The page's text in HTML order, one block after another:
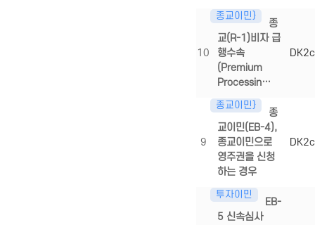
10
종교이민}
종
교(R-1)비자 급
행수속
(Premium
Processin…
9
종교이민}
종
교이민(EB-4),
종교이민으로
영주권을 신청
하는 경우
투자이민
EB-
5 신속심사